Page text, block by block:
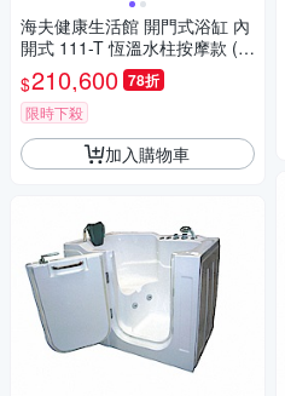
海夫健康生活館 開門式浴缸 內
開式 111-T 恆溫水柱按摩款 (1
30*76*98cm)
$210,600 78折
限時下殺
加入購物車